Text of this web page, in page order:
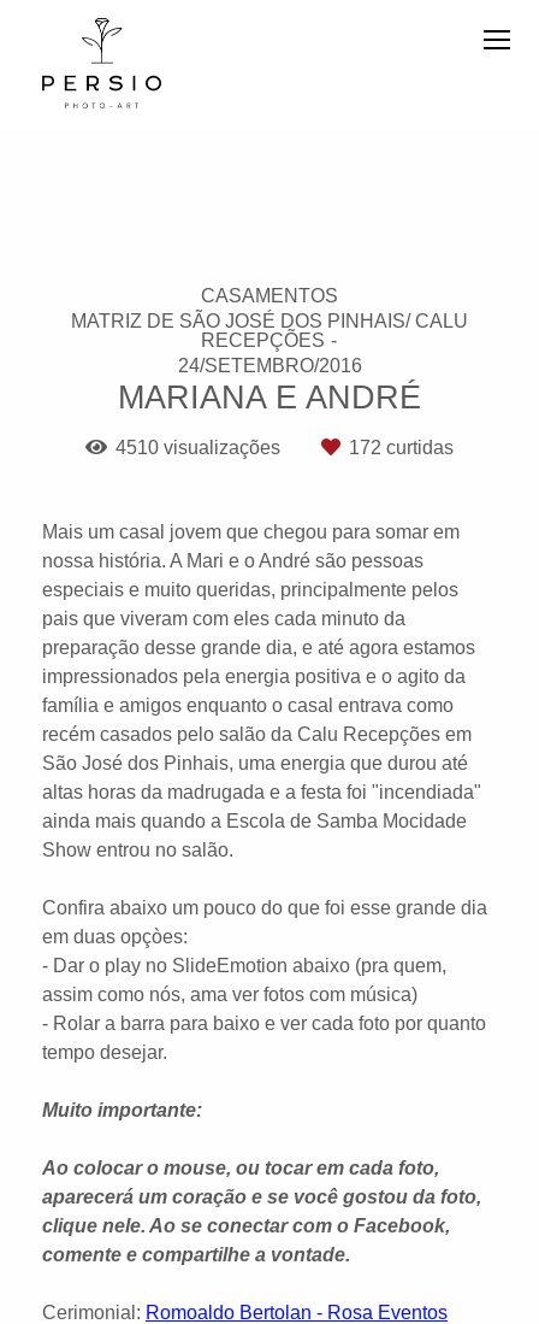
CASAMENTOS
MATRIZ DE SÃO JOSÉ DOS PINHAIS/ CALU
RECEPÇÕES
24/SETEMBRO/2016
MARIANA E ANDRÉ
4510 visualizações 172 curtidas
Mais um casal jovem que chegou para somar em
nossa história. A Mari e o André são pessoas
especiais e muito queridas, principalmente pelos
pais que viveram com eles cada minuto da
preparação desse grande dia, e até agora estamos
impressionados pela energia positiva e o agito da
família e amigos enquanto o casal entrava como
recém casados pelo salão da Calu Recepções em
São José dos Pinhais, uma energia que durou até
altas horas da madrugada e a festa foi "incendiada"
ainda mais quando a Escola de Samba Mocidade
Show entrou no salão.
Confira abaixo um pouco do que foi esse grande dia
em duas opçòes:
- Dar o play no SlideEmotion abaixo (pra quem,
assim como nós, ama ver fotos com música)
- Rolar a barra para baixo e ver cada foto por quanto
tempo desejar.
Muito importante:
Ao colocar o mouse, ou tocar em cada foto,
aparecerá um coração e se você gostou da foto,
clique nele. Ao se conectar com o Facebook,
comente e compartilhe a vontade.
Cerimonial: Romoaldo Bertolan - Rosa Eventos